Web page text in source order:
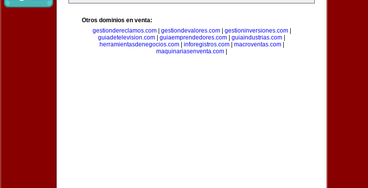
Otros dominios en venta:
gestiondereclamos.com| gestiondevalores.com| gestioninversiones.com|
guiadetelevision.com
guiaemprendedores.com guiaindustrias.com
herramientasdenegocios.com| inforegistros.com| macroventas.com|
maquinariasenventa.com